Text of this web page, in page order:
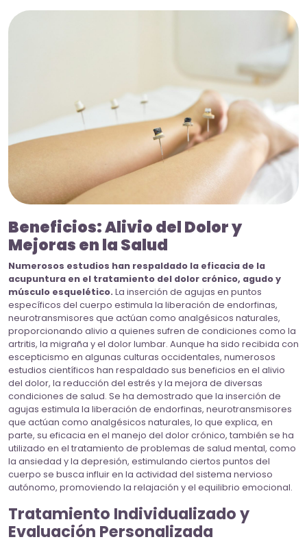
Beneficios: Alivio del Dolor y
Mejoras en la Salud
Numerosos estudios han respaldado la eficacia de la
acupuntura en el tratamiento del dolor crónico, agudo y
músculo esquelético. La inserción de agujas en puntos
específicos del cuerpo estimula la liberación de endorfinas,
neurotransmisores que actúan como analgésicos naturales,
proporcionando alivio a quienes sufren de condiciones como la
artritis, la migraña y el dolor lumbar. Aunque ha sido recibida con
escepticismo en algunas culturas occidentales, numerosos
estudios científicos han respaldado sus beneficios en el alivio
del dolor, la reducción del estrés y la mejora de diversas
condiciones de salud. Se ha demostrado que la inserción de
agujas estimula la liberación de endorfinas, neurotransmisores
que actúan como analgésicos naturales, lo que explica, en
parte, su eficacia en el manejo del dolor crónico, también se ha
utilizado en el tratamiento de problemas de salud mental, como
la ansiedad y la depresión, estimulando ciertos puntos del
cuerpo se busca influir en la actividad del sistema nervioso
autónomo, promoviendo la relajación y el equilibrio emocional.
Tratamiento Individualizado y
Evaluación Personalizada